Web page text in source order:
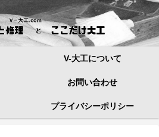
V-大工について
お問い合わせ
プライバシーポリシー